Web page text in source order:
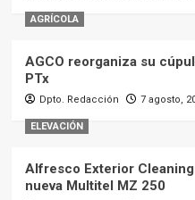
AGRÍCOLA
AGCO reorganiza su
PTx
Dpto. Redacción 7 agosto,
ELEVACIÓN
Alfresco Exterior
nueva Multitel MZ 250